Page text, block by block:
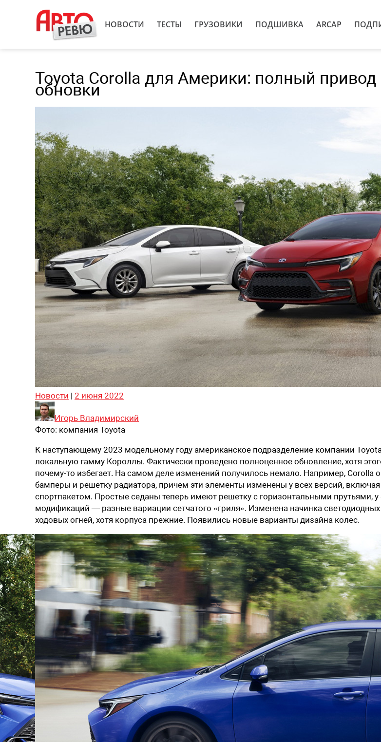
НОВОСТИ ТЕСТЫ ГРУЗОВИКИ ПОДШИВКА ARCAP
Toyota Corolla для Америки: полный привод
обновки
Новости | 2 июня 2022
Игорь Владимирский
Фото: компания Toyota
К наступающему 2023 модельному году американское подразделение компании
локальную гамму Короллы. Фактически проведено полноценное обновление, хотя
почему-то избегает. На самом деле изменений получилось немало. Например, Corolla
бамперы и решетку радиатора, причем эти элементы изменены у всех версий,
спортпакетом. Простые седаны теперь имеют решетку с горизонтальными прутьями, у
модификаций — разные вариации сетчатого «гриля». Изменена начинка
ходовых огней, хотя корпуса прежние. Появились новые варианты дизайна колес.